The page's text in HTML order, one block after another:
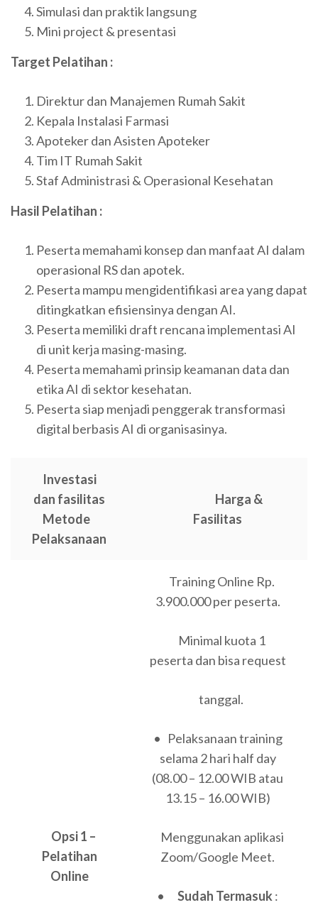
Simulasi dan praktik langsung
Mini project & presentasi
Target Pelatihan :
Direktur dan Manajemen Rumah Sakit
Kepala Instalasi Farmasi
Apoteker dan Asisten Apoteker
Tim IT Rumah Sakit
Staf Administrasi & Operasional Kesehatan
Hasil Pelatihan :
Peserta memahami konsep dan manfaat AI dalam
operasional RS dan apotek.
Peserta mampu mengidentifikasi area yang dapat
ditingkatkan efisiensinya dengan AI.
Peserta memiliki draft rencana implementasi AI
di unit kerja masing-masing.
Peserta memahami prinsip keamanan data dan
etika AI di sektor kesehatan.
Peserta siap menjadi penggerak transformasi
digital berbasis AI di organisasinya.
Investasi
dan fasilitas
Metode
Pelaksanaan
Harga &
Fasilitas
Opsi 1 –
Pelatihan
Online
Training Online Rp.
3.900.000 per peserta.
Minimal kuota 1
peserta dan bisa request
tanggal.
• Pelaksanaan training
selama 2 hari half day
(08.00 – 12.00 WIB atau
13.15 – 16.00 WIB)
Menggunakan aplikasi
Zoom/Google Meet.
• Sudah Termasuk :